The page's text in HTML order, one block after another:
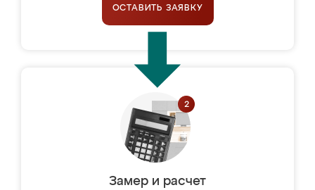
ОСТАВИТЬ ЗАЯВКУ
Замер и расчет